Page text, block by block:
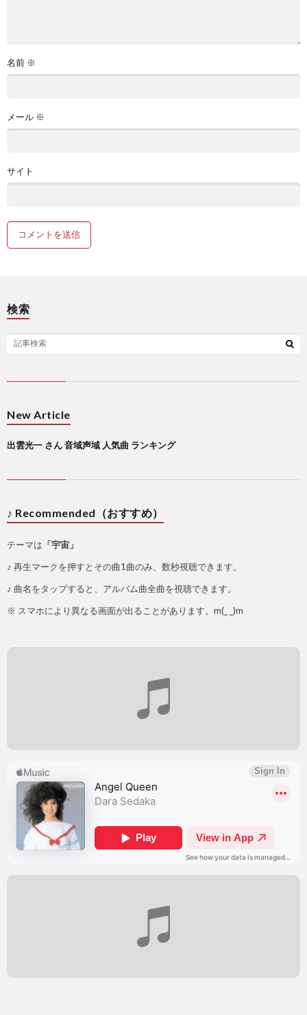
名前 ※
メール ※
サイト
検索
New Article
出雲光一 さん 音域声域 人気曲 ランキング
♪ Recommended（おすすめ）
テーマは 「宇宙」
♪ 再生マークを押すとその曲1曲のみ、数秒視聴できます。
♪ 曲名をタップすると、アルバム曲全曲を視聴できます。
※ スマホにより異なる画面が出ることがあります。m(_ _)m